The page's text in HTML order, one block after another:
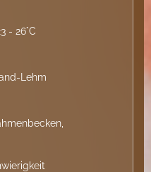
- 26°C
Lehm